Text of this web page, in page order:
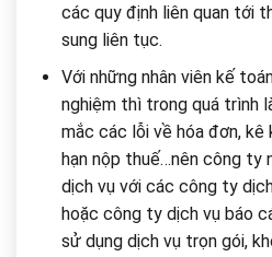
các quy định liên quan tới
sung liên tục.
Với những nhân viên kế
nghiệm thì trong quá trình
mắc các lỗi về hóa đơn, kê
hạn nộp thuế…nên công ty
dịch vụ với các công ty
hoặc công ty dịch vụ báo
sử dụng dịch vụ trọn gói,